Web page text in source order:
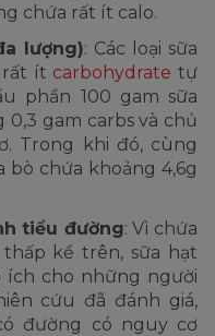
chứa rất ít calo.
lượng): Các loại sữa
rất ít carbohydrate tự
phần 100 gam sữa
gam carbs và chủ
Trong khi đó, cùng
chứa khoảng 4,6g
tiểu đường: Vì chứa
kể trên, sữa hạt
cho những người
cứu đã đánh giá,
đường có nguy cơ